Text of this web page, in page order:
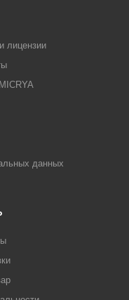
лицензии
данных